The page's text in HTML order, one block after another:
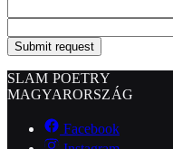
Submit request
SLAM POETRY
MAGYARORSZÁG
Facebook